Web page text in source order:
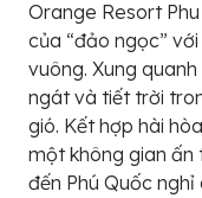
Orange Resort
của “đảo ngọc”
vuông. Xung
ngát và tiết trời
gió. Kết hợp hài
một không gian ấn
đến Phú Quốc